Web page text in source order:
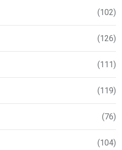
(102)
(126)
(111)
(119)
(76)
(104)